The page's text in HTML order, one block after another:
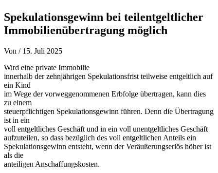
Spekulationsgewinn bei teilentgeltlicher
Immobilienübertragung möglich
Von / 15. Juli 2025
Wird eine private Immobilie
innerhalb der zehnjährigen Spekulationsfrist teilweise entgeltlich auf
ein Kind
im Wege der vorweggenommenen Erbfolge übertragen, kann dies
zu einem
steuerpflichtigen Spekulationsgewinn führen. Denn die Übertragung
ist in ein
voll entgeltliches Geschäft und in ein voll unentgeltliches Geschäft
aufzuteilen, so dass bezüglich des voll entgeltlichen Anteils ein
Spekulationsgewinn entsteht, wenn der Veräußerungserlös höher ist
als die
anteiligen Anschaffungskosten.